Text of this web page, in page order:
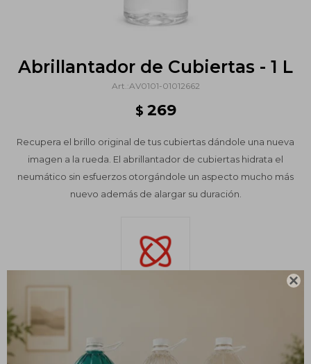

Abrillantador de Cubiertas - 1 L
AV0101-01012662
$ 269
Recupera el brillo original de tus cubiertas dándole una nueva
imagen a la rueda. El abrillantador de cubiertas hidrata el
neumático sin esfuerzos otorgándole un aspecto mucho más
nuevo además de alargar su duración.